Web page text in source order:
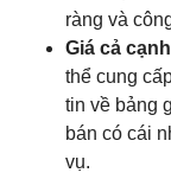
ràng và
Giá cả
thể cung
tin về bảng
bán có cái
vụ.